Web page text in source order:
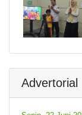
Advertorial